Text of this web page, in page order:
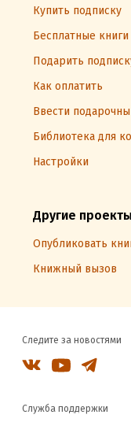
Купить подписку
Бесплатные книги
Подарить
Как оплатить
Ввести
Библиотека для
Настройки
Другие проекты
Опубликовать
Книжный вызов
Следите за новостями
Служба поддержки